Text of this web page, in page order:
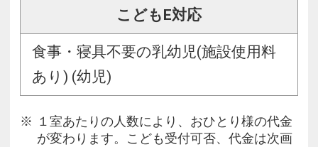
こどもE対応
食事・寝具不要の乳幼児(施設使用料
あり) (幼児)
１室あたりの人数により、おひとり様の代金
が変わります。こども受付可否、代金は次画